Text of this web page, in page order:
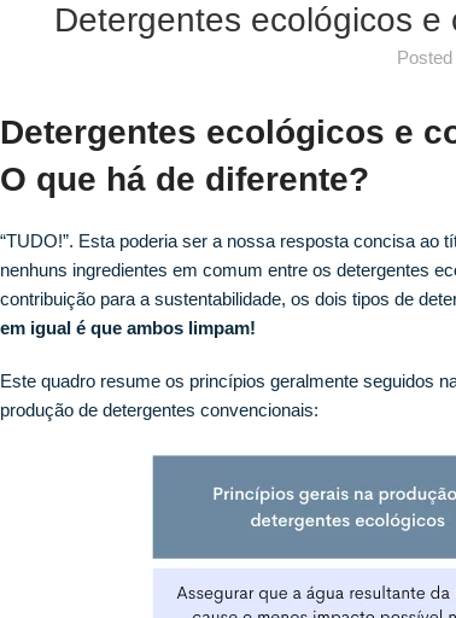
Detergentes ecológicos
Detergentes ecológicos e
O que há de diferente?
“TUDO!”. Esta poderia ser a nossa resposta concisa ao
nenhuns ingredientes em comum entre os detergentes
contribuição para a sustentabilidade, os dois tipos de
em igual é que ambos limpam!
Este quadro resume os princípios geralmente seguidos
produção de detergentes convencionais: